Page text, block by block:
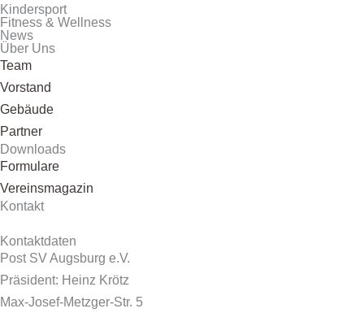
Kindersport
Fitness & Wellness
News
Über Uns
Team
Vorstand
Gebäude
Partner
Downloads
Formulare
Vereinsmagazin
Kontakt
Kontaktdaten
Post SV Augsburg e.V.
Präsident: Heinz Krötz
Max-Josef-Metzger-Str. 5